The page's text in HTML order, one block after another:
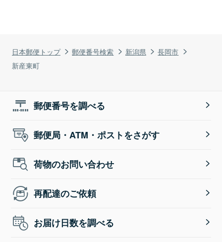
日本郵便トップ 郵便番号検索 新潟県
長岡市
新産東町
郵便番号を調べる
郵便局・ATM・ポストをさがす
荷物のお問い合わせ
再配達のご依頼
お届け日数を調べる